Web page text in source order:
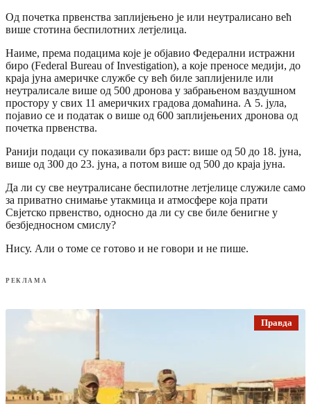
Од почетка првенства заплијењено је или неутралисано већ
више стотина беспилотних летјелица.
Наиме, према подацима које је објавио Федерални истражни
биро (Federal Bureau of Investigation), а које преносе медији, до
краја јуна америчке службе су већ биле заплијениле или
неутралисале више од 500 дронова у забрањеном ваздушном
простору у свих 11 америчких градова домаћина. А 5. јула,
појавио се и податак о више од 600 заплијењених дронова од
почетка првенства.
Ранији подаци су показивали брз раст: више од 50 до 18. јуна,
више од 300 до 23. јуна, а потом више од 500 до краја јуна.
Да ли су све неутралисане беспилотне летјелице служиле само
за приватно снимање утакмица и атмосфере која прати
Свјетско првенство, односно да ли су све биле бенигне у
безбједносном смислу?
Нису. Али о томе се готово и не говори и не пише.
РЕКЛАМА
Правда